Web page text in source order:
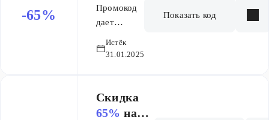
-65%
заказ
Промокод
дает
на заказ
Истёк
31.01.2025
Показать код
Скидка
65% на